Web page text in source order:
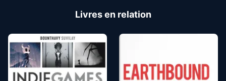
Livres en relation